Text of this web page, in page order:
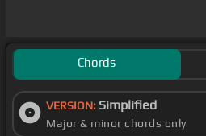
Chords
VERSION: Simplified
Major & minor chords only